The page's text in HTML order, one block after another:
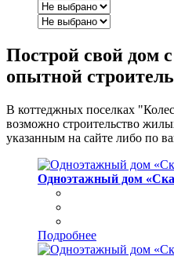
Построй свой дом
опытной
В коттеджных поселках
возможно строительство
указанным на сайте либо по
Одноэтажный дом
Подробнее